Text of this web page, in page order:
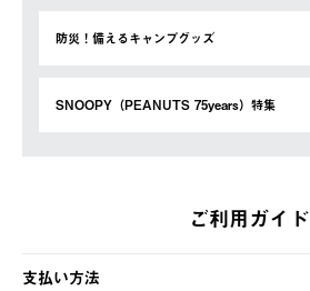
防災！備えるキャンプグッズ
SNOOPY（PEANUTS 75years）特集
ご利用ガイド
支払い方法